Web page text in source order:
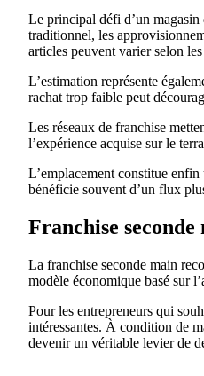
Le principal défi d’un magasin
traditionnel, les
articles peuvent varier selon
L’estimation représente
rachat trop faible peut
Les réseaux de franchise
l’expérience acquise sur le
L’emplacement constitue
bénéficie souvent d’un flux
Franchise
La franchise seconde main
modèle économique basé sur
Pour les entrepreneurs qui
intéressantes. À condition de
devenir un véritable levier de